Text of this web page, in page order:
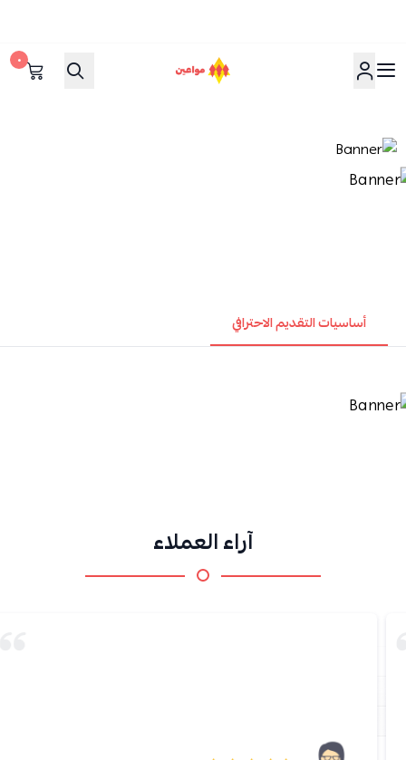
مواعين
٠
أساسيات التقديم الاحترافي
آراء العملاء